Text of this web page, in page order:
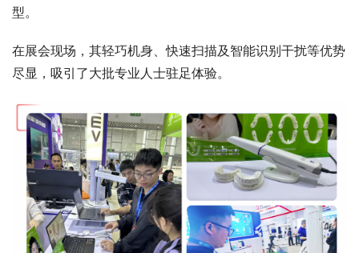
型。
在展会现场，其轻巧机身、快速扫描及智能识别干扰等优势
尽显，吸引了大批专业人士驻足体验。